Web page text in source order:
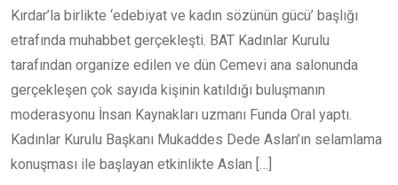
Kırdar’la birlikte ‘edebiyat ve kadın sözünün gücü’ başlığı
etrafında muhabbet gerçekleşti. BAT Kadınlar Kurulu
tarafından organize edilen ve dün Cemevi ana salonunda
gerçekleşen çok sayıda kişinin katıldığı buluşmanın
moderasyonu İnsan Kaynakları uzmanı Funda Oral yaptı.
Kadınlar Kurulu Başkanı Mukaddes Dede Aslan’ın selamlama
konuşması ile başlayan etkinlikte Aslan […]